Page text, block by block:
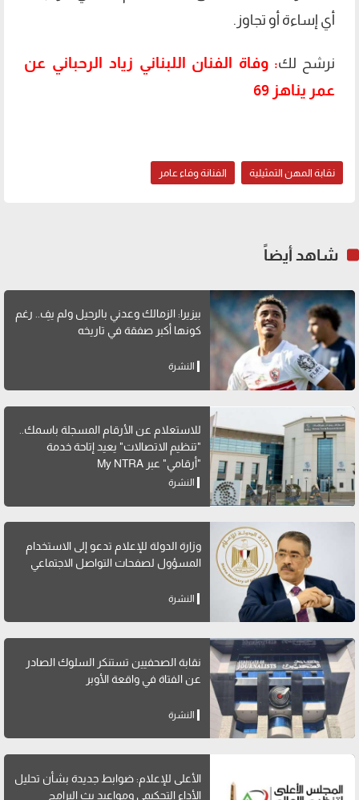
أي إساءة أو تجاوز.
نرشح لك: وفاة الفنان اللبناني زياد الرحباني عن
عمر يناهز 69
نقابة المهن التمثيلية الفنانة وفاء عامر
شاهد أيضاً
بيزيرا: الزمالك وعدني بالرحيل ولم يفِ.. رغم
كونها أكبر صفقة في تاريخه
النشرة
للاستعلام عن الأرقام المسجلة باسمك..
"تنظيم الاتصالات" يعيد إتاحة خدمة
"أرقامي" عبر My NTRA
النشرة
وزارة الدولة للإعلام تدعو إلى الاستخدام
المسؤول لصفحات التواصل الاجتماعي
النشرة
نقابة الصحفيين تستنكر السلوك الصادر
عن الفتاة في واقعة الأوبر
النشرة
الأعلى للإعلام: ضوابط جديدة بشأن تحليل
الأداء التحكيمي ومواعيد بث البرامج